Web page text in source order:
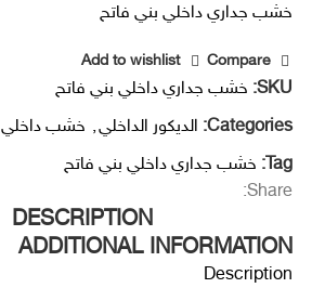
خشب جداري داخلي بني فاتح
Compare
Add to wishlist
SKU: خشب جداري داخلي بني فاتح
Categories: الديكور الداخلي, خشب داخلي
Tag:
خشب جداري داخلي بني فاتح
Share:
DESCRIPTION
ADDITIONAL INFORMATION
Description